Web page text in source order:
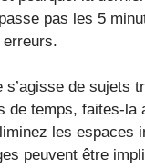
pas les 5
s’agisse de sujets
de temps, faites-la
les espaces
peuvent être